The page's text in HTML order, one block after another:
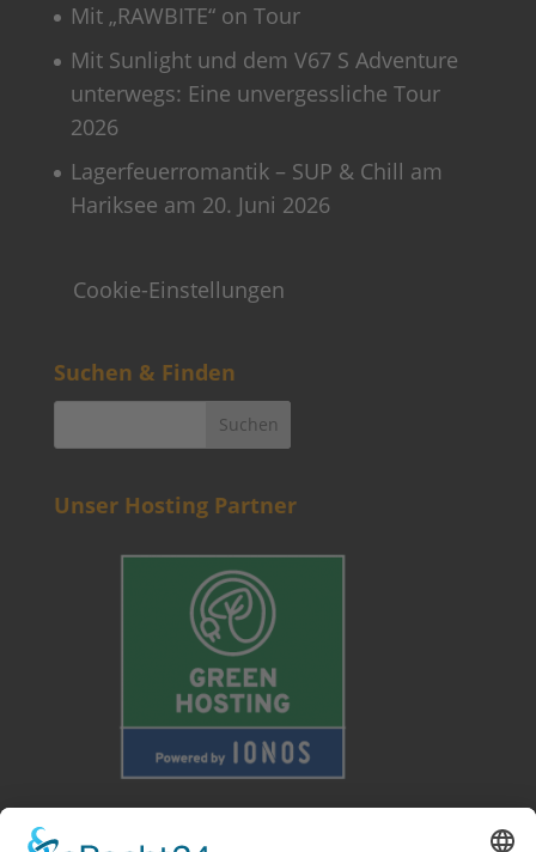
Mit „RAWBITE“ on Tour
Mit Sunlight und dem V67 S Adventure
unterwegs: Eine unvergessliche Tour
2026
Lagerfeuerromantik – SUP & Chill am
Hariksee am 20. Juni 2026
Cookie-Einstellungen
Suchen & Finden
Unser Hosting Partner